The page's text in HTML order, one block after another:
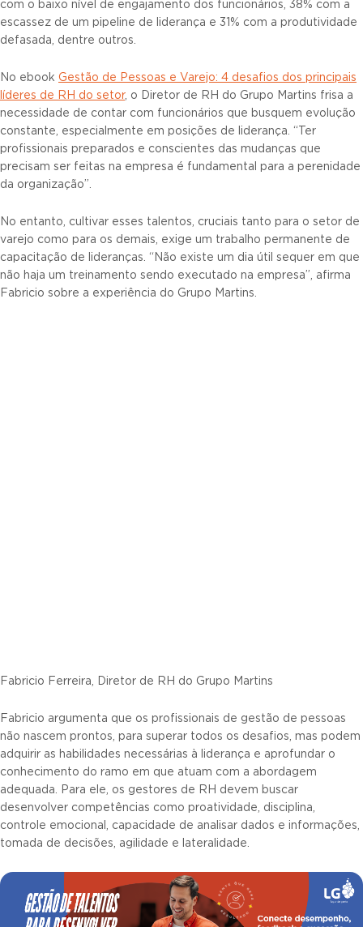
com o baixo nível de engajamento dos funcionários, 38% com a
escassez de um pipeline de liderança e 31% com a produtividade
defasada, dentre outros.
No ebook Gestão de Pessoas e Varejo: 4 desafios dos principais
líderes de RH do setor, o Diretor de RH do Grupo Martins frisa a
necessidade de contar com funcionários que busquem evolução
constante, especialmente em posições de liderança. “Ter
profissionais preparados e conscientes das mudanças que
precisam ser feitas na empresa é fundamental para a perenidade
da organização”.
No entanto, cultivar esses talentos, cruciais tanto para o setor de
varejo como para os demais, exige um trabalho permanente de
capacitação de lideranças. “Não existe um dia útil sequer em que
não haja um treinamento sendo executado na empresa”, afirma
Fabricio sobre a experiência do Grupo Martins.
Fabricio Ferreira, Diretor de RH do Grupo Martins
Fabricio argumenta que os profissionais de gestão de pessoas
não nascem prontos, para superar todos os desafios, mas podem
adquirir as habilidades necessárias à liderança e aprofundar o
conhecimento do ramo em que atuam com a abordagem
adequada. Para ele, os gestores de RH devem buscar
desenvolver competências como proatividade, disciplina,
controle emocional, capacidade de analisar dados e informações,
tomada de decisões, agilidade e lateralidade.